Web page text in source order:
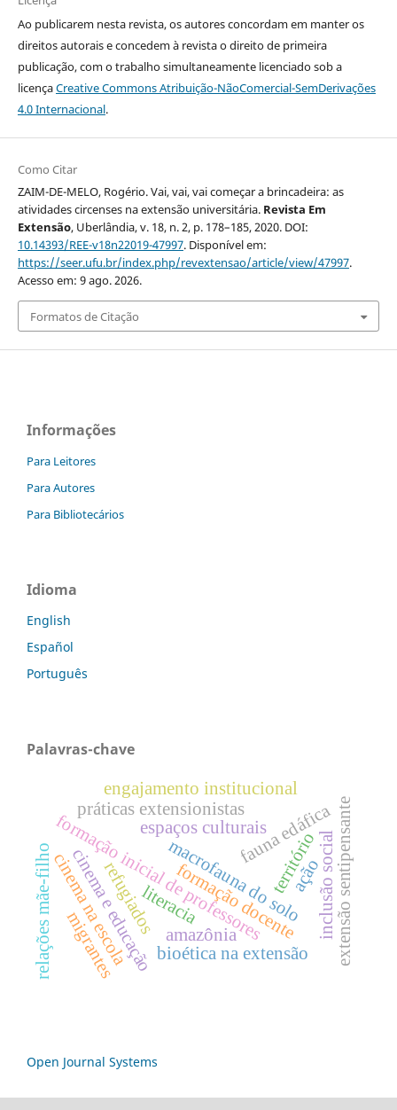
Ao publicarem nesta revista, os autores concordam em manter os
direitos autorais e concedem à revista o direito de primeira
publicação, com o trabalho simultaneamente licenciado sob a
licençaCreative Commons Atribuição-NãoComercial-SemDerivações
4.0 Internacional.
Como Citar
ZAIM-DE-MELO, Rogério. Vai, vai, vai começar a brincadeira: as
atividades circenses na extensão universitária. Revista Em
Extensão, Uberlândia, v. 18, n. 2, p. 178–185, 2020. DOI:
10.14393/REE-v18n22019-47997. Disponível em:
https://seer.ufu.br/index.php/revextensao/article/view/47997.
Acesso em: 9 ago. 2026.
Formatos de Citação
Informações
Para Leitores
Para Autores
Para Bibliotecários
Idioma
English
Español
Português
Palavras-chave
espaços culturais
formação inicial de professores
práticas extensionistas
amazônia
macrofauna do solo
fauna edáfica
cinema e educação
cinema na escola formação docente
engajamento institucional
extensão sentipensante
território
bioética na extensão
relações mãe-filho refugiados
migrantes
inclusão social
literacia
ação
Open Journal Systems